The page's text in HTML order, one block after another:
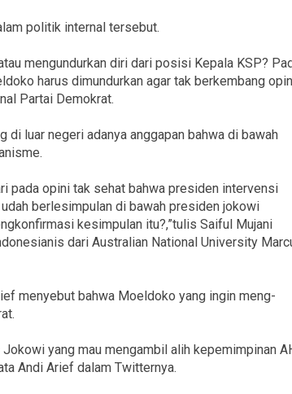
politik internal tersebut.
mengundurkan diri dari posisi Kepala KSP?
harus dimundurkan agar tak berkembang
Partai Demokrat.
di luar negeri adanya anggapan bahwa di bawah
pada opini tak sehat bahwa presiden intervensi
berlesimpulan di bawah presiden jokowi
kesimpulan itu?,”tulis Saiful Mujani
dari Australian National University
menyebut bahwa Moeldoko yang ingin meng-
yang mau mengambil alih kepemimpinan
Andi Arief dalam Twitternya.